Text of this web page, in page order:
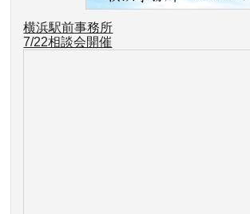
横浜駅前事務所
7/22相談会開催